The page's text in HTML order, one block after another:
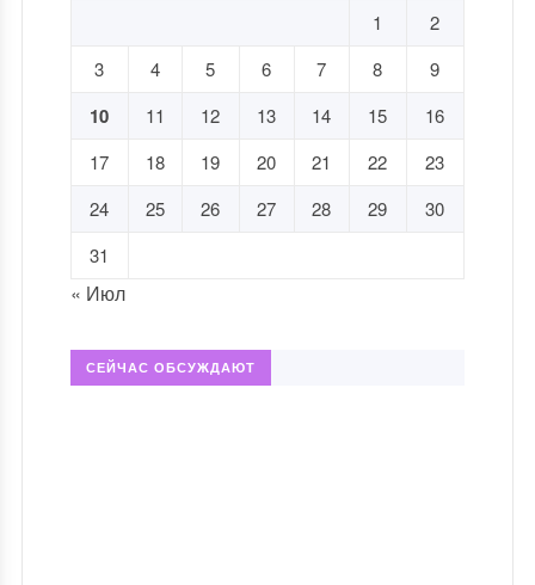
1
2
3
4 5 6 7 8 9
10 11 12 13 14 15
16
17
18 19 20 21 22
23
24
25 26 27 28 29
30
31
« Июл
СЕЙЧАС ОБСУЖДАЮТ